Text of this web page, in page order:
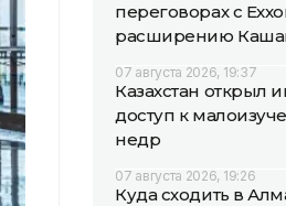
переговорах с
расширению
07 августа 2026, 19:37
Казахстан открыл
доступ к
недр
07 августа 2026, 19:26
Куда сходить в